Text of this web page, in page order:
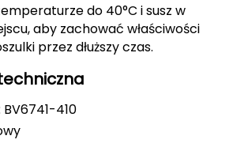
do 40°C i susz w
aby zachować właściwości
przez dłuższy czas.
410